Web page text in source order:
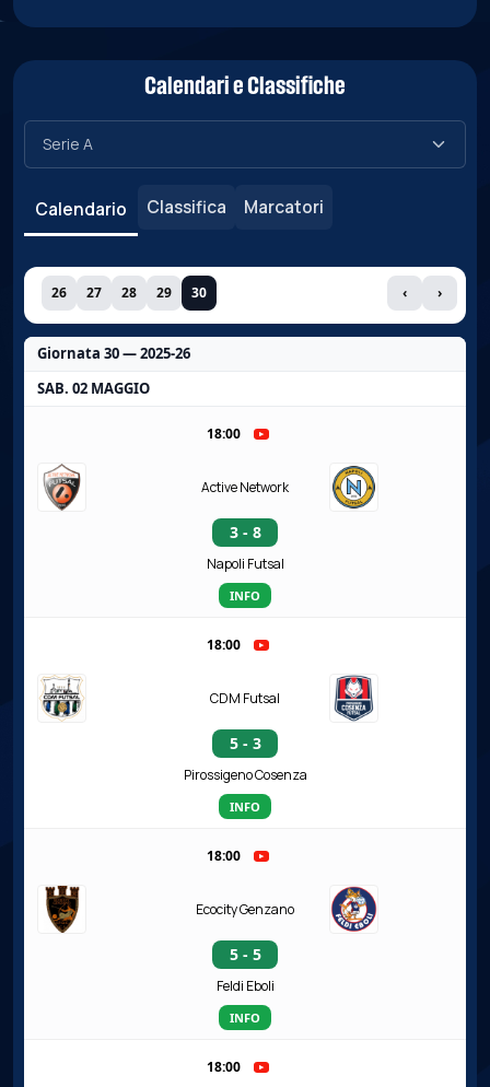
Calendari e Classifiche
Calendario Classifica Marcatori
26 27 28 29 30 ‹ ›
Giornata 30 — 2025-26
SAB. 02 MAGGIO
18:00
Active Network
3 - 8
Napoli Futsal
INFO
18:00
CDM Futsal
5 - 3
Pirossigeno Cosenza
INFO
18:00
Ecocity Genzano
5 - 5
Feldi Eboli
INFO
18:00